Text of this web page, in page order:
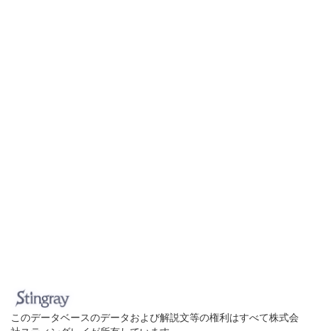
このデータベースのデータおよび解説文等の権利はすべて株式会